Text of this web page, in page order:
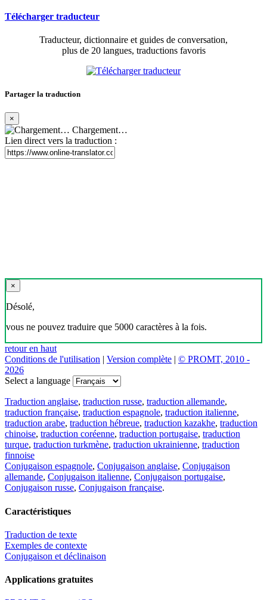
Télécharger traducteur
Traducteur, dictionnaire et guides de conversation,
plus de 20 langues, traductions favoris
Partager la traduction
×
Chargement…
Lien direct vers la traduction :
×
Désolé,
vous ne pouvez traduire que 5000 caractères à la fois.
retour en haut
Conditions de l'utilisation | Version complète | © PROMT, 2010 -
2026
Select a language
Traduction anglaise, traduction russe, traduction allemande,
traduction française, traduction espagnole, traduction italienne,
traduction arabe, traduction hébreue, traduction kazakhe, traduction
chinoise, traduction coréenne, traduction portugaise, traduction
turque, traduction turkmène, traduction ukrainienne, traduction
finnoise
Conjugaison espagnole, Conjugaison anglaise, Conjugaison
allemande, Conjugaison italienne, Conjugaison portugaise,
Conjugaison russe, Conjugaison française.
Caractéristiques
Traduction de texte
Exemples de contexte
Conjugaison et déclinaison
Applications gratuites